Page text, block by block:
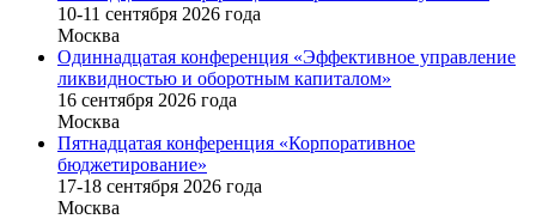
10-11 сентября 2026 года
Москва
Одиннадцатая конференция «Эффективное управление
ликвидностью и оборотным капиталом»
16 cентября 2026 года
Москва
Пятнадцатая конференция «Корпоративное
бюджетирование»
17-18 сентября 2026 года
Москва